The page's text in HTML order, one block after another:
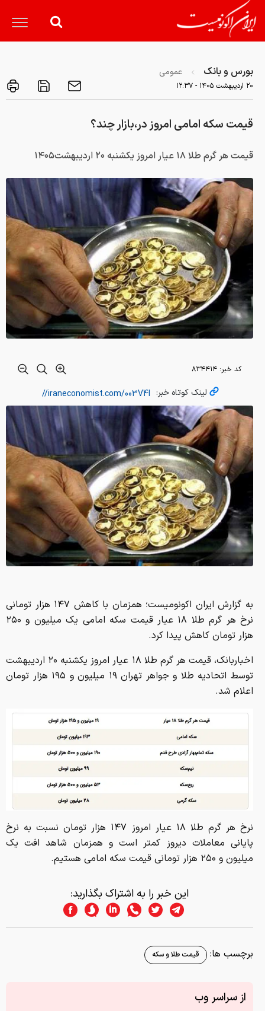
بورس و بانک عمومی
۲۰ ارديبهشت ۱۴۰۵ - ۱۲:۳۷
قیمت سکه امامی امروز در،بازار چند؟
قیمت هر گرم طلا ۱۸ عیار امروز یکشنبه ۲۰ اردیبهشت۱۴۰۵
کد خبر: ۸۳۴۴۱۴
لینک کوتاه خبر:
به گزارش ایران اکونومیست؛ همزمان با کاهش ۱۴۷ هزار تومانی
نرخ هر گرم طلا ۱۸ عیار قیمت سکه امامی یک میلیون و ۲۵۰
هزار تومان کاهش پیدا کرد.
اخباربانک، قیمت هر گرم طلا ۱۸ عیار امروز یکشنبه ۲۰ اردیبهشت
توسط اتحادیه طلا و جواهر تهران ۱۹ میلیون و ۱۹۵ هزار تومان
اعلام شد.
نرخ هر گرم طلا ۱۸ عیار امروز ۱۴۷ هزار تومان نسبت به نرخ
پایانی معاملات دیروز کمتر است و همزمان شاهد افت یک
میلیون و ۲۵۰ هزار تومانی قیمت سکه امامی هستیم.
این خبر را به اشتراک بگذارید:
برچسب ها: قیمت طلا و سکه
از سراسر وب